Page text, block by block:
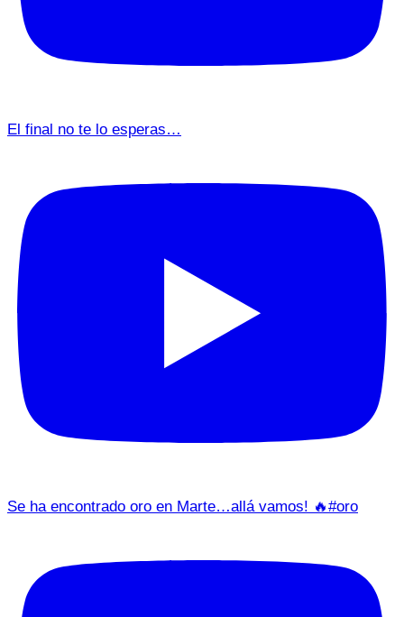
El final no te lo esperas…
Se ha encontrado oro en Marte…allá vamos! 🔥#oro